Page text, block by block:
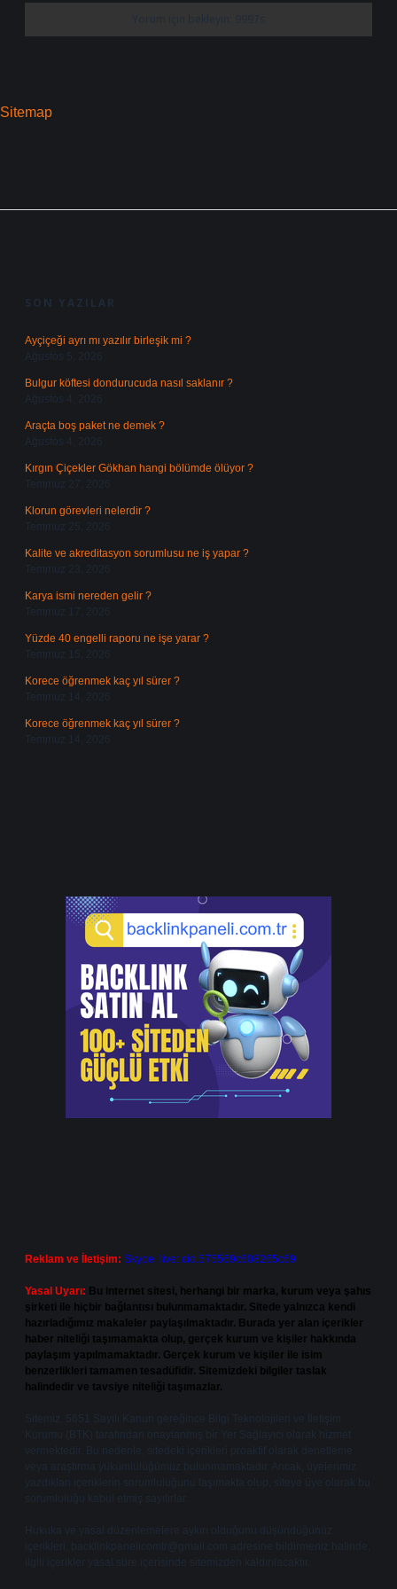
Sitemap
SON YAZILAR
Ayçiçeği ayrı mı yazılır birleşik mi ?
Ağustos 5, 2026
Bulgur köftesi dondurucuda nasıl saklanır ?
Ağustos 4, 2026
Araçta boş paket ne demek ?
Ağustos 4, 2026
Kırgın Çiçekler Gökhan hangi bölümde ölüyor ?
Temmuz 27, 2026
Klorun görevleri nelerdir ?
Temmuz 25, 2026
Kalite ve akreditasyon sorumlusu ne iş yapar ?
Temmuz 23, 2026
Karya ismi nereden gelir ?
Temmuz 17, 2026
Yüzde 40 engelli raporu ne işe yarar ?
Temmuz 15, 2026
Korece öğrenmek kaç yıl sürer ?
Temmuz 14, 2026
Korece öğrenmek kaç yıl sürer ?
Temmuz 14, 2026
Reklam ve İletişim: Skype: live:.cid.575569c608265c69
Yasal Uyarı: Bu internet sitesi, herhangi bir marka, kurum veya şahıs
şirketi ile hiçbir bağlantısı bulunmamaktadır. Sitede yalnızca kendi
hazırladığımız makaleler paylaşılmaktadır. Burada yer alan içerikler
haber niteliği taşımamakta olup, gerçek kurum ve kişiler hakkında
paylaşım yapılmamaktadır. Gerçek kurum ve kişiler ile isim
benzerlikleri tamamen tesadüfidir. Sitemizdeki bilgiler taslak
halindedir ve tavsiye niteliği taşımazlar.
Sitemiz, 5651 Sayılı Kanun gereğince Bilgi Teknolojileri ve İletişim
Kurumu (BTK) tarafından onaylanmış bir Yer Sağlayıcı olarak hizmet
vermektedir. Bu nedenle, sitedeki içerikleri proaktif olarak denetleme
veya araştırma yükümlülüğümüz bulunmamaktadır. Ancak, üyelerimiz
yazdıkları içeriklerin sorumluluğunu taşımakta olup, siteye üye olarak bu
sorumluluğu kabul etmiş sayılırlar.
Hukuka ve yasal düzenlemelere aykırı olduğunu düşündüğünüz
içerikleri,
backlinkpanelicomtr@gmail.com adresine bildirmeniz halinde,
ilgili içerikler yasal süre içerisinde sitemizden kaldırılacaktır.